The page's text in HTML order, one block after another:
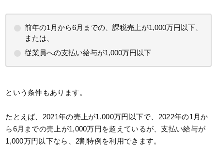
前年の1月から6月までの、課税売上が1,000万円以下、
または、
従業員への支払い給与が1,000万円以下
という条件もあります。
たとえば、2021年の売上が1,000万円以下で、2022年の1月か
ら6月までの売上が1,000万円を超えているが、支払い給与が
1,000万円以下なら、2割特例を利用できます。